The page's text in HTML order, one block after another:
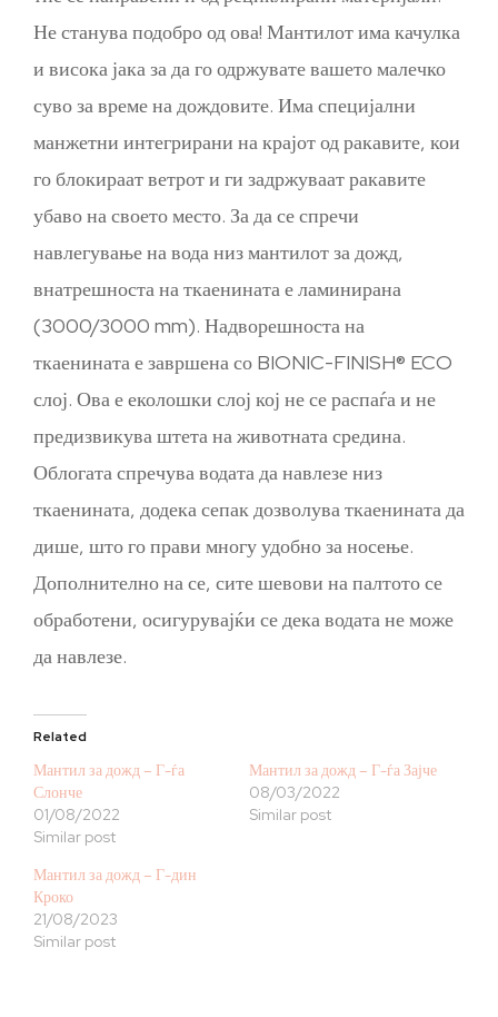
Не станува подобро од ова! Мантилот има качулка
и висока јака за да го одржувате вашето малечко
суво за време на дождовите. Има специјални
манжетни интегрирани на крајот од ракавите, кои
го блокираат ветрот и ги задржуваат ракавите
убаво на своето место. За да се спречи
навлегување на вода низ мантилот за дожд,
внатрешноста на ткаенината е ламинирана
(3000/3000 mm). Надворешноста на
ткаенината е завршена со BIONIC-FINISH® ECO
слој. Ова е еколошки слој кој не се распаѓа и не
предизвикува штета на животната средина.
Облогата спречува водата да навлезе низ
ткаенината, додека сепак дозволува ткаенината да
дише, што го прави многу удобно за носење.
Дополнително на се, сите шевови на палтото се
обработени, осигурувајќи се дека водата не може
да навлезе.
Related
Мантил за дожд – Г-ѓа
Слонче
01/08/2022
Similar post
Мантил за дожд – Г-ѓа Зајче
08/03/2022
Similar post
Мантил за дожд – Г-дин
Кроко
21/08/2023
Similar post